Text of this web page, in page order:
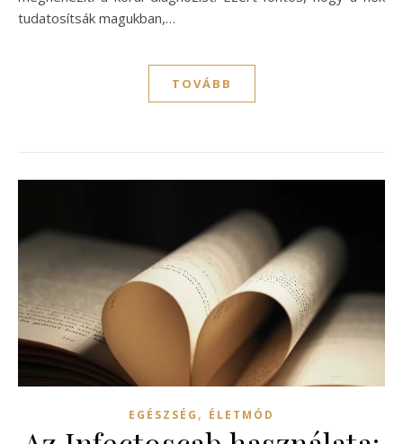
tudatosítsák magukban,…
TOVÁBB
EGÉSZSÉG , ÉLETMÓD